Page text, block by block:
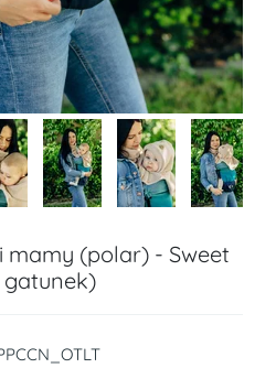
mamy (polar) - Sweet
gatunek)